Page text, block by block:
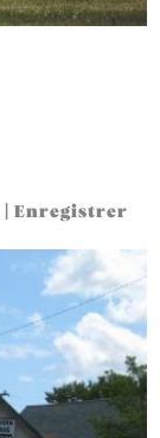
Enregistrer